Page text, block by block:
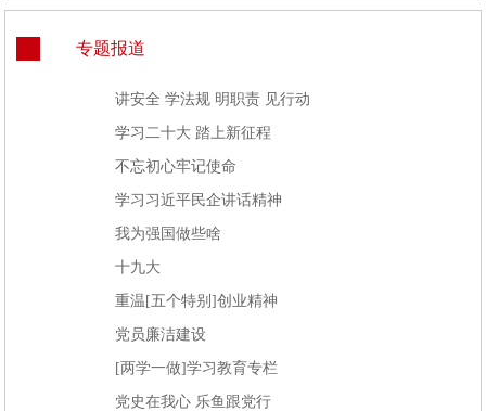
专题报道
讲安全 学法规 明职责 见行动
学习二十大 踏上新征程
不忘初心牢记使命
学习习近平民企讲话精神
我为强国做些啥
十九大
重温[五个特别]创业精神
党员廉洁建设
[两学一做]学习教育专栏
党史在我心 乐鱼跟党行